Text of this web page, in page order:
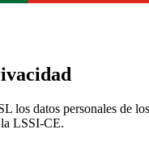
los datos personales de
LSSI-CE.